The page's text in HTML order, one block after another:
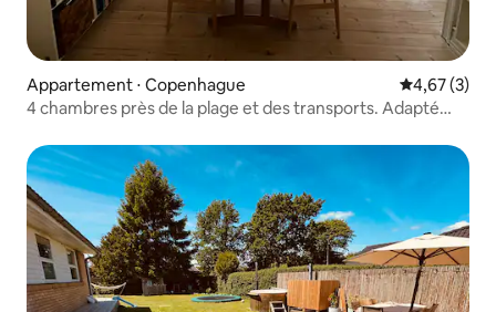
Appartement ⋅ Copenhague Évaluation
4,67 (3)
4 chambres près de la plage et des transports. Adapté